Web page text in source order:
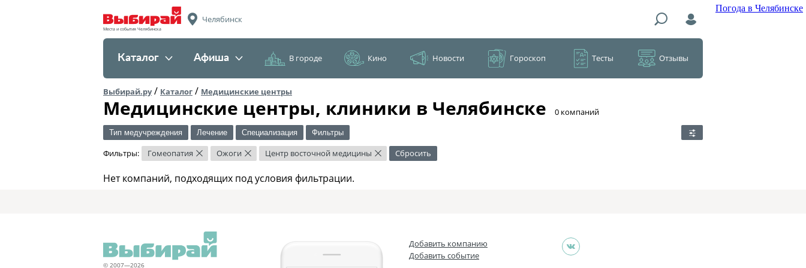
Погода в Челябинске
Места и события Челябинска
Челябинск
Каталог Афиша В городе Кино Новости Гороскоп Тесты Отзывы
Выбирай.ру/ Каталог / Медицинские центры
Медицинские центры, клиники в Челябинске ​0 компаний
Тип медучреждения Лечение Специализация Фильтры
Фильтры: Гомеопатия × Ожоги × Центр восточной медицины × Сбросить
Нет компаний, подходящих под условия фильтрации.
© 2007—2026
Добавить компанию
Добавить событие